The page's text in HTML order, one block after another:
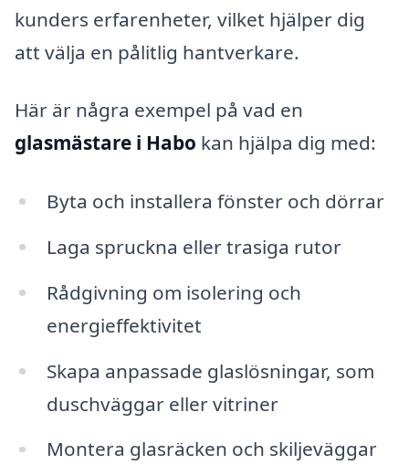
kunders erfarenheter, vilket hjälper dig
att välja en pålitlig hantverkare.
Här är några exempel på vad en
glasmästare i Habo kan hjälpa dig med:
Byta och installera fönster och dörrar
Laga spruckna eller trasiga rutor
Rådgivning om isolering och
energieffektivitet
Skapa anpassade glaslösningar, som
duschväggar eller vitriner
Montera glasräcken och skiljeväggar